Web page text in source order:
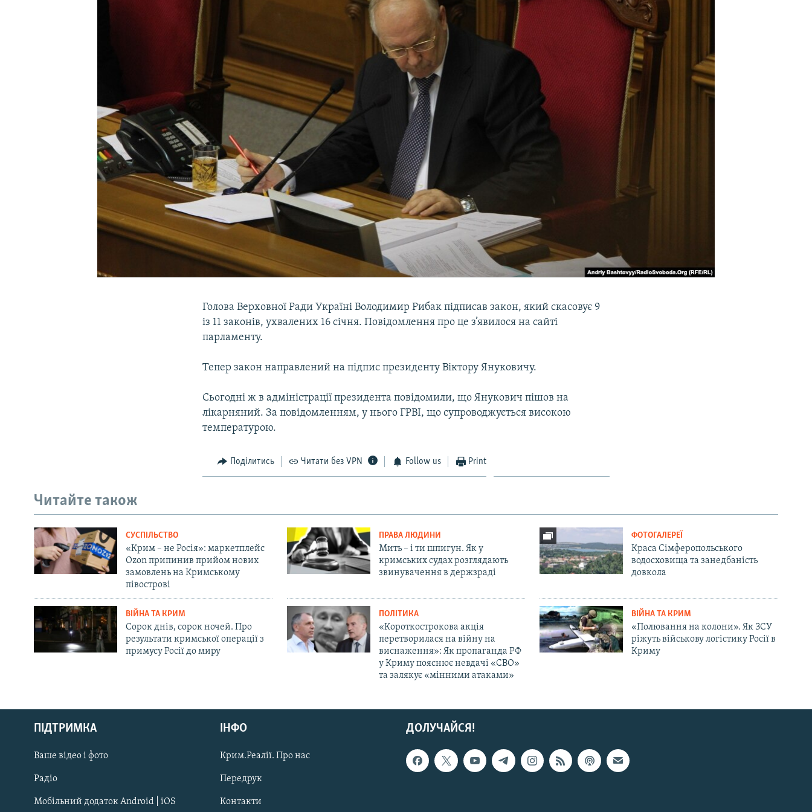
Русский
Qırımtatar
ДОЛУЧАЙСЯ!
Голова Верховної Ради Україні Володимир Рибак підписав закон, який скасовує 9
із 11 законів, ухвалених 16 січня. Повідомлення про це з’явилося на сайті
парламенту.
Тепер закон направлений на підпис президенту Віктору Януковичу.
Сьогодні ж в адміністрації президента повідомили, що Янукович пішов на
лікарняний. За повідомленням, у нього ГРВІ, що супроводжується високою
температурою.
Поділитись Читати без VPN Follow us Print
Читайте також
СУСПІЛЬСТВО
«Крим – не Росія»: маркетплейс
Ozon припинив прийом нових
замовлень на Кримському
півострові
ПРАВА ЛЮДИНИ
Мить – і ти шпигун. Як у
кримських судах розглядають
звинувачення в держзраді
ФОТОГАЛЕРЕЇ
Краса Сімферопольського
водосховища та занедбаність
довкола
ВІЙНА ТА КРИМ
Сорок днів, сорок ночей. Про
результати кримської операції з
примусу Росії до миру
ПОЛІТИКА
«Короткострокова акція
перетворилася на війну на
виснаження»: Як пропаганда РФ
у Криму пояснює невдачі «СВО»
та залякує «мінними атаками»
ВІЙНА ТА КРИМ
«Полювання на колони». Як ЗСУ
ріжуть військову логістику Росії в
Криму
ДОЛУЧАЙСЯ!
ПІДТРИМКА
Ваше відео і фото
Радіо
Мобільний додаток Android | iOS
ІНФО
Крим.Реалії. Про нас
Передрук
Контакти